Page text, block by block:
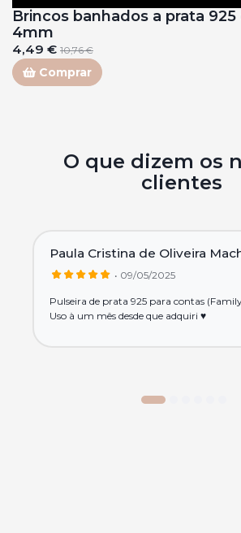
Brincos banhados a prata
4mm
4,49 € 10,76 €
Comprar
O que dizem os
clientes
Paula Cristina de Oliveira
• 09/05/2025
Pulseira de prata 925 para contas
Uso à um mês desde que adquiri ♥️